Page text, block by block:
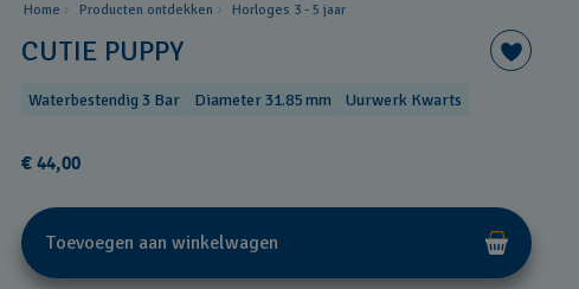
Home Producten ontdekken Horloges 3 - 5 jaar
CUTIE PUPPY
Waterbestendig 3 Bar Diameter 31.85 mm Uurwerk Kwarts
€ 44,00
Toevoegen aan winkelwagen